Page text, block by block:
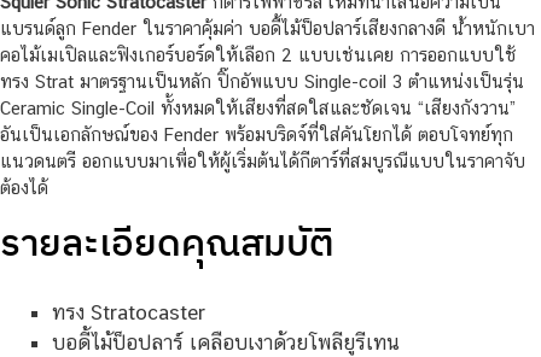
แบรนด์ลูก Fender ในราคาคุ้มค่า บอดี้ไม้ป็อปลาร์เสียงกลางดี น้ำหนักเบา
คอไม้เมเปิลและฟิงเกอร์บอร์ดให้เลือก 2 แบบเช่นเคย การออกแบบใช้
ทรง Strat มาตรฐานเป็นหลัก ปิ๊กอัพแบบ Single-coil 3 ตำแหน่งเป็นรุ่น
Ceramic Single-Coil ทั้งหมดให้เสียงที่สดใสและชัดเจน “เสียงกังวาน”
อันเป็นเอกลักษณ์ของ Fender พร้อมบริดจ์ที่ใส่คันโยกได้ ตอบโจทย์ทุก
แนวดนตรี ออกแบบมาเพื่อให้ผู้เริ่มต้นได้กีตาร์ที่สมบูรณืแบบในราคาจับ
ต้องได้
รายละเอียดคุณสมบัติ
ทรง Stratocaster
บอดี้ไม้ป็อปลาร์ เคลือบเงาด้วยโพลียูรีเทน